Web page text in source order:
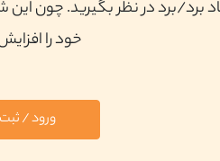
برد/برد در نظر بگیرید. چون این
خود را
ورود /